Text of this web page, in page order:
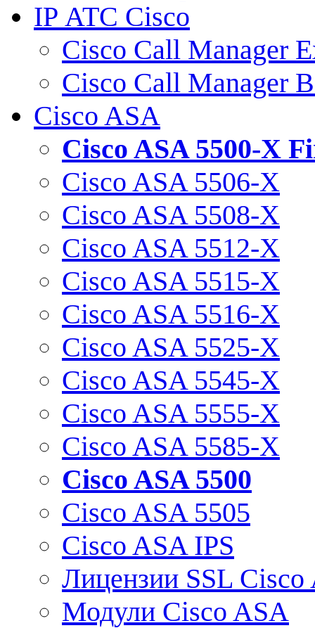
IP АТС Cisco
Cisco Call Manager
Cisco Call Manager
Cisco ASA
Cisco ASA 5500-X
Cisco ASA 5506-X
Cisco ASA 5508-X
Cisco ASA 5512-X
Cisco ASA 5515-X
Cisco ASA 5516-X
Cisco ASA 5525-X
Cisco ASA 5545-X
Cisco ASA 5555-X
Cisco ASA 5585-X
Cisco ASA 5500
Cisco ASA 5505
Cisco ASA IPS
Лицензии SSL Cisco
Модули Cisco ASA